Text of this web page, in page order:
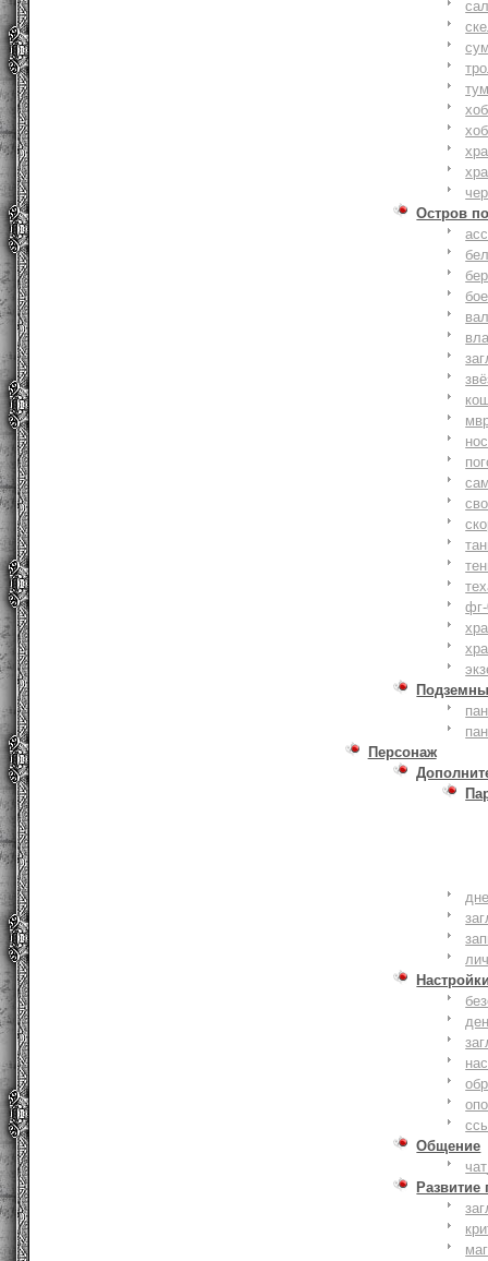
Остров
Персонаж
Общение
Развитие
маг